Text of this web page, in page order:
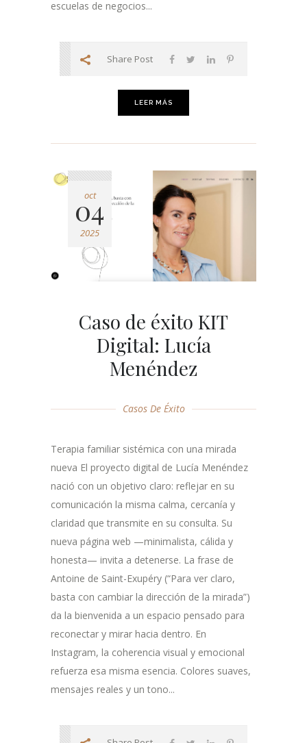
escuelas de negocios...
Share Post
LEER MÁS
oct
04
2025
Caso de éxito KIT
Digital: Lucía
Menéndez
Casos De Éxito
Terapia familiar sistémica con una mirada
nueva El proyecto digital de Lucía Menéndez
nació con un objetivo claro: reflejar en su
comunicación la misma calma, cercanía y
claridad que transmite en su consulta. Su
nueva página web —minimalista, cálida y
honesta— invita a detenerse. La frase de
Antoine de Saint-Exupéry (“Para ver claro,
basta con cambiar la dirección de la mirada”)
da la bienvenida a un espacio pensado para
reconectar y mirar hacia dentro. En
Instagram, la coherencia visual y emocional
refuerza esa misma esencia. Colores suaves,
mensajes reales y un tono...